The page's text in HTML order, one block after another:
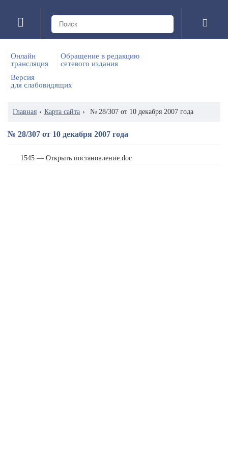
Онлайн
трансляция
Обращение в редакцию
сетевого издания
Версия
для слабовидящих
Главная › Карта сайта › № 28/307 от 10 декабря 2007 года
№ 28/307 от 10 декабря 2007 года
1545 — Открыть постановление.doc